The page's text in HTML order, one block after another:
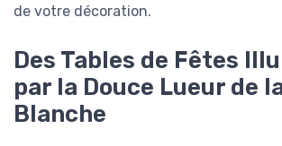
de votre décoration.
Des Tables de Fêtes
par la Douce Lueur de
Blanche